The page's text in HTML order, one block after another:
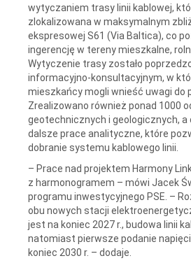
wytyczaniem trasy linii kablowej,
zlokalizowana w maksymalnym
ekspresowej S61 (Via Baltica), co
ingerencję w tereny mieszkalne,
Wytyczenie trasy zostało
informacyjno-konsultacyjnym, w
mieszkańcy mogli wnieść uwagi do
Zrealizowano również ponad 1000
geotechnicznych i geologicznych, a
dalsze prace analityczne, które
dobranie systemu kablowego linii.
– Prace nad projektem Harmony
z harmonogramem – mówi Jacek
programu inwestycyjnego PSE. –
obu nowych stacji
jest na koniec 2027 r., budowa linii
natomiast pierwsze podanie
koniec 2030 r. – dodaje.